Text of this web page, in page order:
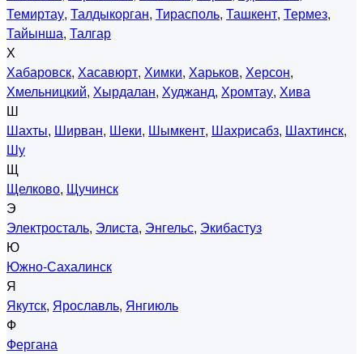
Темиртау, Талдыкорган, Тирасполь, Ташкент, Термез,
Тайынша, Талгар
Х
Хабаровск, Хасавюрт, Химки, Харьков, Херсон,
Хмельницкий, Хырдалан, Худжанд, Хромтау, Хива
Ш
Шахты, Ширван, Шеки, Шымкент, Шахрисабз, Шахтинск,
Шу
Щ
Щелково, Щучинск
Э
Электросталь, Элиста, Энгельс, Экибастуз
Ю
Южно-Сахалинск
Я
Якутск, Ярославль, Янгиюль
Ф
Фергана